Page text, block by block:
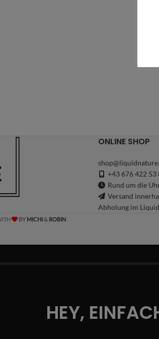
ONLINE SHOP
+43 676 422 53
Rund um die
Versand
Abholung im
BY MICHI& ROBIN
HEY,